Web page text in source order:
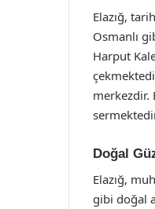
Elazığ,
Osmanlı
Harput
merkezdir.
Doğal
Elazığ,
gibi doğal